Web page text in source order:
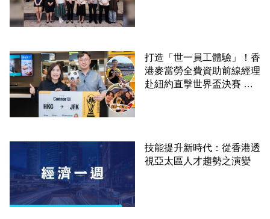
打造「世一員工體驗」！香
港麥當勞全費資助前線經理
赴紐約直擊世界盃決賽 見
技能提升新時代：從香港透
視亞太區人才趨勢之演變